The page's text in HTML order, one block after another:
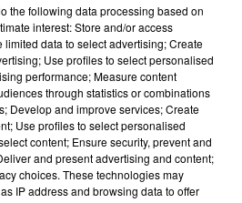
en CDD (possibilité
temps partiel
pouvoir seront vu le jour de
plein, CDD
par mois
the following data processing based on
interest: Store and/or access
data to select advertising; Create
Use profiles to select personalised
performance; Measure content
through statistics or combinations
Develop and improve services; Create
Use profiles to select personalised
content; Ensure security, prevent and
and present advertising and content;
choices. These technologies may
IP address and browsing data to offer